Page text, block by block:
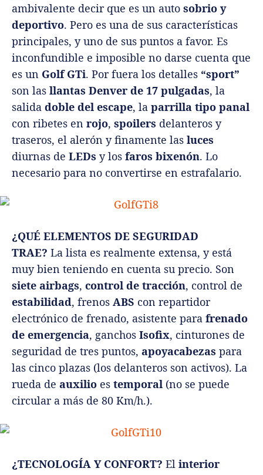
ambivalente decir que es un auto sobrio y
deportivo. Pero es una de sus características
principales, y uno de sus puntos a favor. Es
inconfundible e imposible no darse cuenta que
es un Golf GTi. Por fuera los detalles “sport”
son las llantas Denver de 17 pulgadas, la
salida doble del escape, la parrilla tipo panal
con ribetes en rojo, spoilers delanteros y
traseros, el alerón y finamente las luces
diurnas de LEDs y los faros bixenón. Lo
necesario para no convertirse en estrafalario.
¿QUÉ ELEMENTOS DE SEGURIDAD
TRAE? La lista es realmente extensa, y está
muy bien teniendo en cuenta su precio. Son
siete airbags, control de tracción, control de
estabilidad, frenos ABS con repartidor
electrónico de frenado, asistente para frenado
de emergencia, ganchos Isofix, cinturones de
seguridad de tres puntos, apoyacabezas para
las cinco plazas (los delanteros son activos). La
rueda de auxilio es temporal (no se puede
circular a más de 80 Km/h.).
¿TECNOLOGÍA Y CONFORT? El interior